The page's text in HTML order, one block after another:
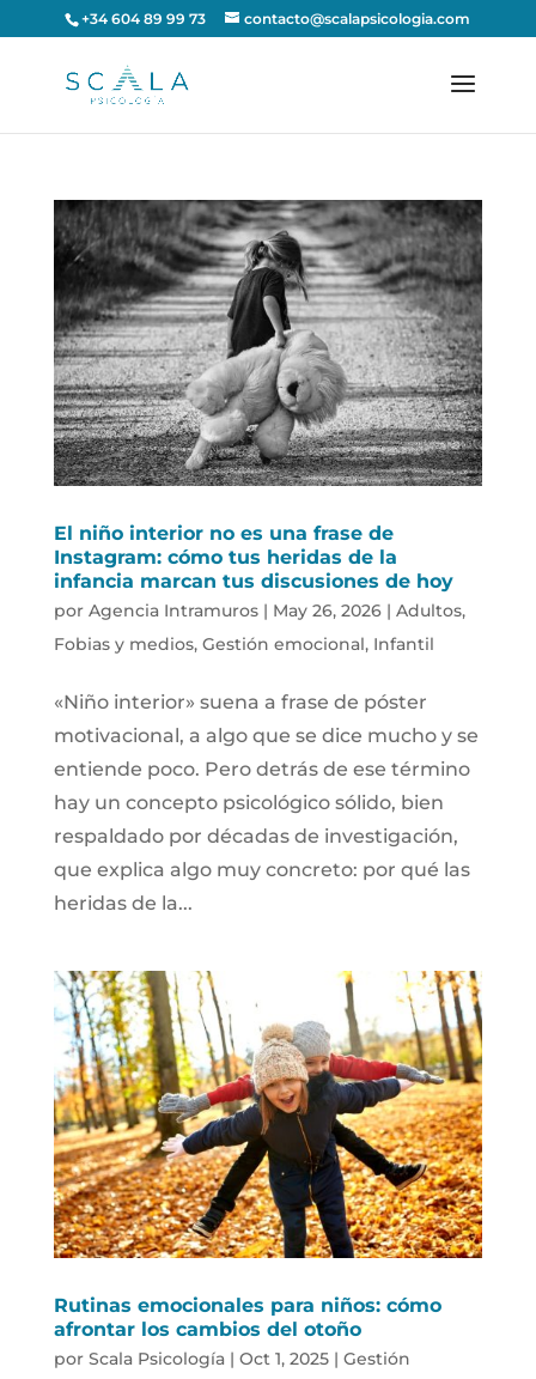
+34 604 89 99 73 contacto@scalapsicologia.com
El niño interior no es una frase de
Instagram: cómo tus heridas de la
infancia marcan tus discusiones de hoy
por Agencia Intramuros| May 26, 2026| Adultos,
Fobias y medios, Gestión emocional, Infantil
«Niño interior» suena a frase de póster
motivacional, a algo que se dice mucho y se
entiende poco. Pero detrás de ese término
hay un concepto psicológico sólido, bien
respaldado por décadas de investigación,
que explica algo muy concreto: por qué las
heridas de la...
Rutinas emocionales para niños: cómo
afrontar los cambios del otoño
por Scala Psicología| Oct 1, 2025| Gestión